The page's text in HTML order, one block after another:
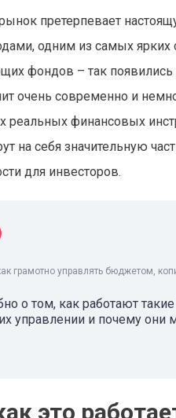
претерпевает
одним из самых ярких
фондов – так
очень современно и
реальных финансовых
на себя значительную
для инвесторов.
грамотно управлять бюджетом,
о том, как работают
управлении и почему
это